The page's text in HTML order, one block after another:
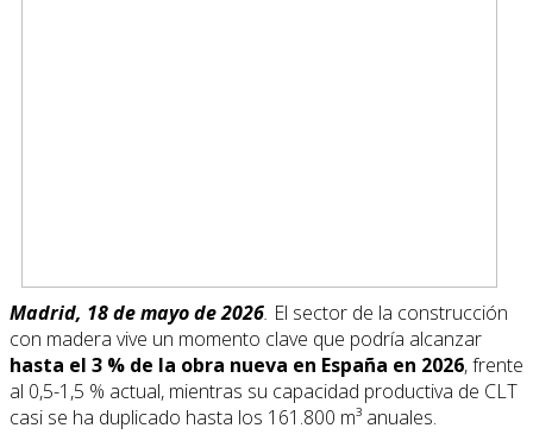
Madrid, 18 de mayo de 2026. El sector de la construcción
con madera vive un momento clave que podría alcanzar
hasta el 3 % de la obra nueva en España en 2026, frente
al 0,5-1,5 % actual, mientras su capacidad productiva de CLT
casi se ha duplicado hasta los 161.800 m³ anuales.